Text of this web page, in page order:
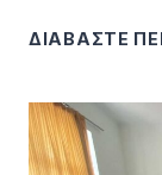
ΔΙΑΒΑΣΤΕ